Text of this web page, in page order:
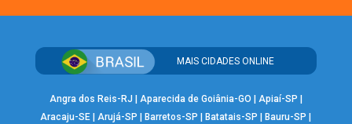
MAIS CIDADES ONLINE
Angra dos Reis-RJ Aparecida de Goiânia-GO Apiaí-SP
Aracaju-SE |Arujá-SP Barretos-SP Batatais-SP Bauru-SP